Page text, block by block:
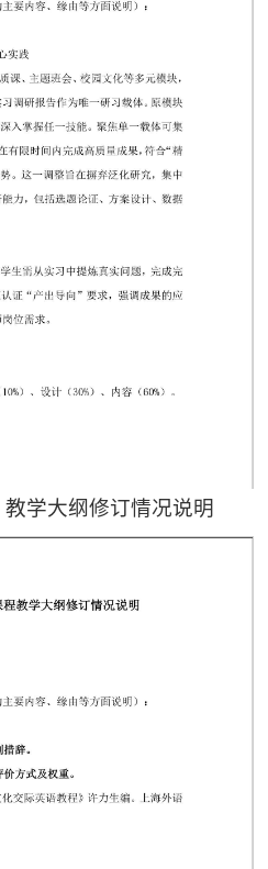
第 2 页
第 1 页
学大纲修订情况说明